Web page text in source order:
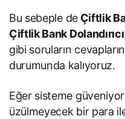
Bu sebeple deÇiftlik
Çiftlik Bank Dolandırıcı
gibi soruların
durumunda kalıyoruz.
Eğer sisteme
üzülmeyecek bir para